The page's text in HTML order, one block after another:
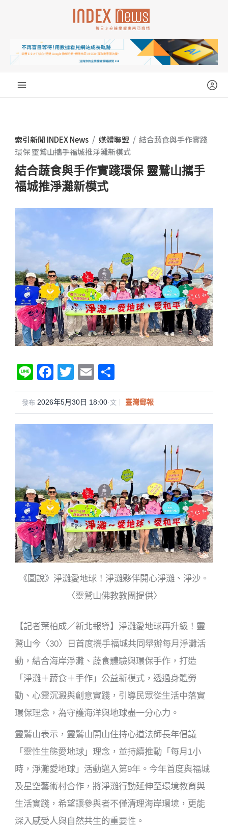
索引新聞 INDEX News / 媒體聯盟 / 結合蔬食與手作實踐
環保 靈鷲山攜手福城推淨灘新模式
結合蔬食與手作實踐環保 靈鷲山攜手
福城推淨灘新模式
Li
n
e
F
a
c
e
o
o
k
T
wi
tt
er
E
m
ail
享
發布 2026年5月30日 18:00·文｜ 臺灣郵報
《圖說》淨灘愛地球！淨灘夥伴開心淨灘、淨沙。
〈靈鷲山佛教教團提供〉
【記者葉柏成／新北報導】淨灘愛地球再升級！靈
鷲山今〈30〉日首度攜手福城共同舉辦每月淨灘活
動，結合海岸淨灘、蔬食體驗與環保手作，打造
「淨灘＋蔬食＋手作」公益新模式，透過身體勞
動、心靈沉澱與創意實踐，引導民眾從生活中落實
環保理念，為守護海洋與地球盡一分心力。
靈鷲山表示，靈鷲山開山住持心道法師長年倡議
「靈性生態愛地球」理念，並持續推動「每月1小
時，淨灘愛地球」活動邁入第9年。今年首度與福城
及星空藝術村合作，將淨灘行動延伸至環境教育與
生活實踐，希望讓參與者不僅清理海岸環境，更能
深入感受人與自然共生的重要性。